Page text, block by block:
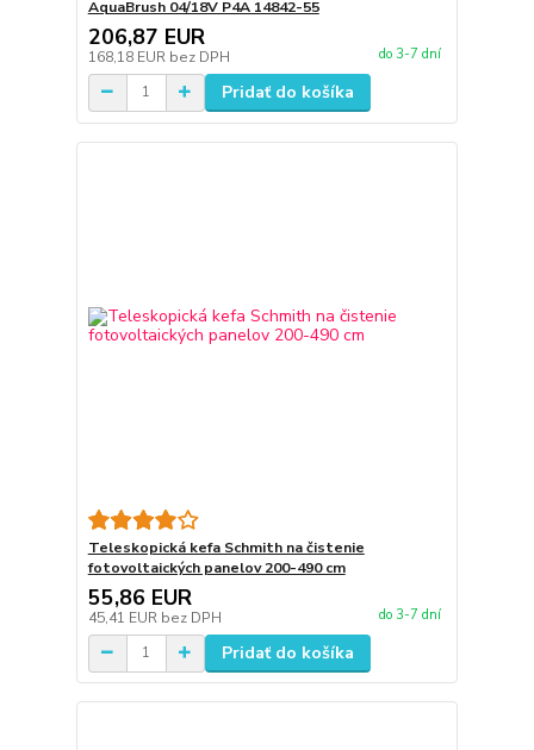
AquaBrush 04/18V P4A 14842-55
206,87 EUR
168,18 EUR bez DPH do 3-7 dní
Pridať do košíka
Teleskopická kefa Schmith na čistenie
fotovoltaických panelov 200-490 cm
55,86 EUR
45,41 EUR bez DPH do 3-7 dní
Pridať do košíka